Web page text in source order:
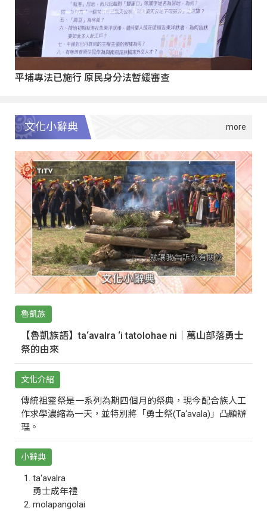
平埔專法已施行 原民身分法暫緩審查
文化小辭典
魯凱族
【魯凱族語】ta‘avalra ‘i tatolohae ni｜萬山部落勇士
祭的由來
文化介紹
傳統祖靈祭是一系列為期四個月的祭典，現今配合族人工
作求學濃縮為一天，並特別將「勇士祭(Ta‘avala)」凸顯辦
理。
小辭典
ta‘avalra
勇士成年禮
molapangolai